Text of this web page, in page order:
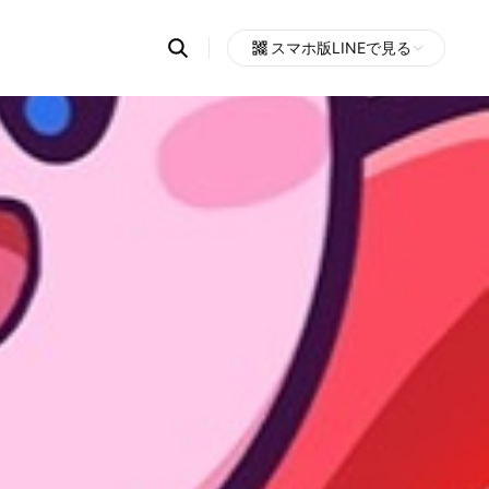
Search
OpenChats
messages
search
area
スマホ版LINEで見る